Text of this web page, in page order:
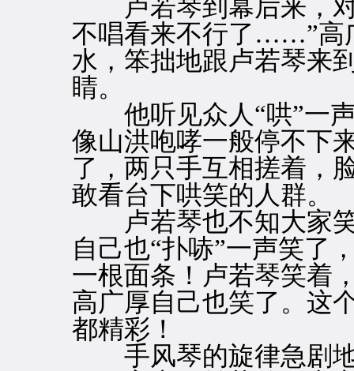
卢若琴到幕后来，对
不唱看来不行了……”高
水，笨拙地跟卢若琴来
睛。
他听见众人“哄”一声
像山洪咆哮一般停不下
了，两只手互相搓着，
敢看台下哄笑的人群。
卢若琴也不知大家笑
自己也“扑哧”一声笑了
一根面条！卢若琴笑
高广厚自己也笑了。这
都精彩！
手风琴的旋律急剧地